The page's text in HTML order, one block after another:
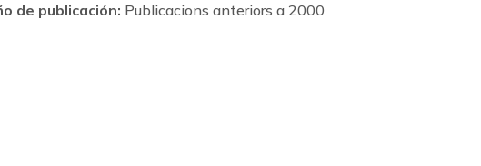
de publicación: Publicacions anteriors a 2000